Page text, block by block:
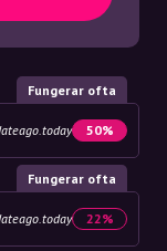
Fungerar ofta
50%
Fungerar ofta
22%